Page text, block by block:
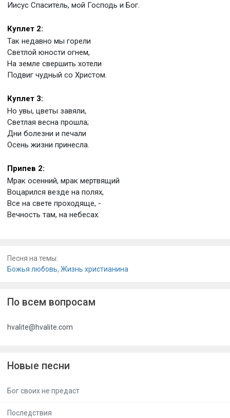
Иисус Спаситель, мой Господь и Бог.
Куплет 2:
Так недавно мы горели
Светлой юности огнем,
На земле свершить хотели
Подвиг чудный со Христом.
Куплет 3:
Но увы, цветы завяли,
Светлая весна прошла;
Дни болезни и печали
Осень жизни принесла.
Припев 2:
Мрак осенний, мрак мертвящий
Воцарился везде на полях,
Все на свете проходяще, -
Вечность там, на небесах.
Песня на темы:
Божья любовь, Жизнь христианина
По всем вопросам
hvalite@hvalite.com
Новые песни
Бог своих не предаст
Последствия